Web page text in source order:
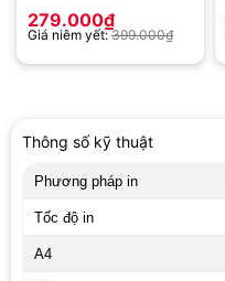
L800/L805/L1800)
279.000₫
Giá niêm yết:399.000₫
Thông số kỹ thuật
Phương pháp in
Tốc độ in
A4